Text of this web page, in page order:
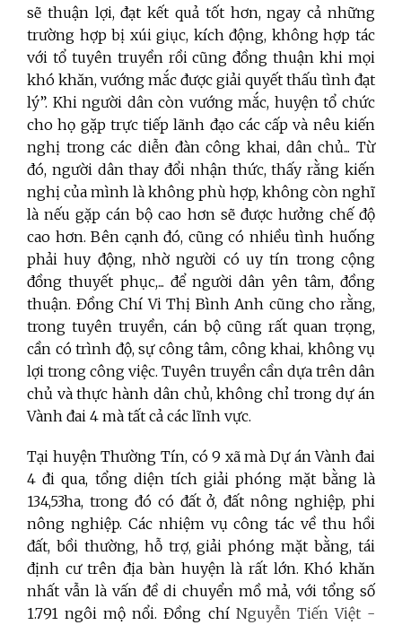
sẽ thuận lợi, đạt kết quả tốt hơn, ngay cả những
trường hợp bị xúi giục, kích động, không hợp tác
với tổ tuyên truyền rồi cũng đồng thuận khi mọi
khó khăn, vướng mắc được giải quyết thấu tình đạt
lý”. Khi người dân còn vướng mắc, huyện tổ chức
cho họ gặp trực tiếp lãnh đạo các cấp và nêu kiến
nghị trong các diễn đàn công khai, dân chủ... Từ
đó, người dân thay đổi nhận thức, thấy rằng kiến
nghị của mình là không phù hợp, không còn nghĩ
là nếu gặp cán bộ cao hơn sẽ được hưởng chế độ
cao hơn. Bên cạnh đó, cũng có nhiều tình huống
phải huy động, nhờ người có uy tín trong cộng
đồng thuyết phục,... để người dân yên tâm, đồng
thuận. Đồng Chí Vi Thị Bình Anh cũng cho rằng,
trong tuyên truyền, cán bộ cũng rất quan trọng,
cần có trình độ, sự công tâm, công khai, không vụ
lợi trong công việc. Tuyên truyền cần dựa trên dân
chủ và thực hành dân chủ, không chỉ trong dự án
Vành đai 4 mà tất cả các lĩnh vực.
Tại huyện Thường Tín, có 9 xã mà Dự án Vành đai
4 đi qua, tổng diện tích giải phóng mặt bằng là
134,53ha, trong đó có đất ở, đất nông nghiệp, phi
nông nghiệp. Các nhiệm vụ công tác về thu hồi
đất, bồi thường, hỗ trợ, giải phóng mặt bằng, tái
định cư trên địa bàn huyện là rất lớn. Khó khăn
nhất vẫn là vấn đề di chuyển mồ mả, với tổng số
1.791 ngôi mộ nổi. Đồng chí Nguyễn Tiến Việt -